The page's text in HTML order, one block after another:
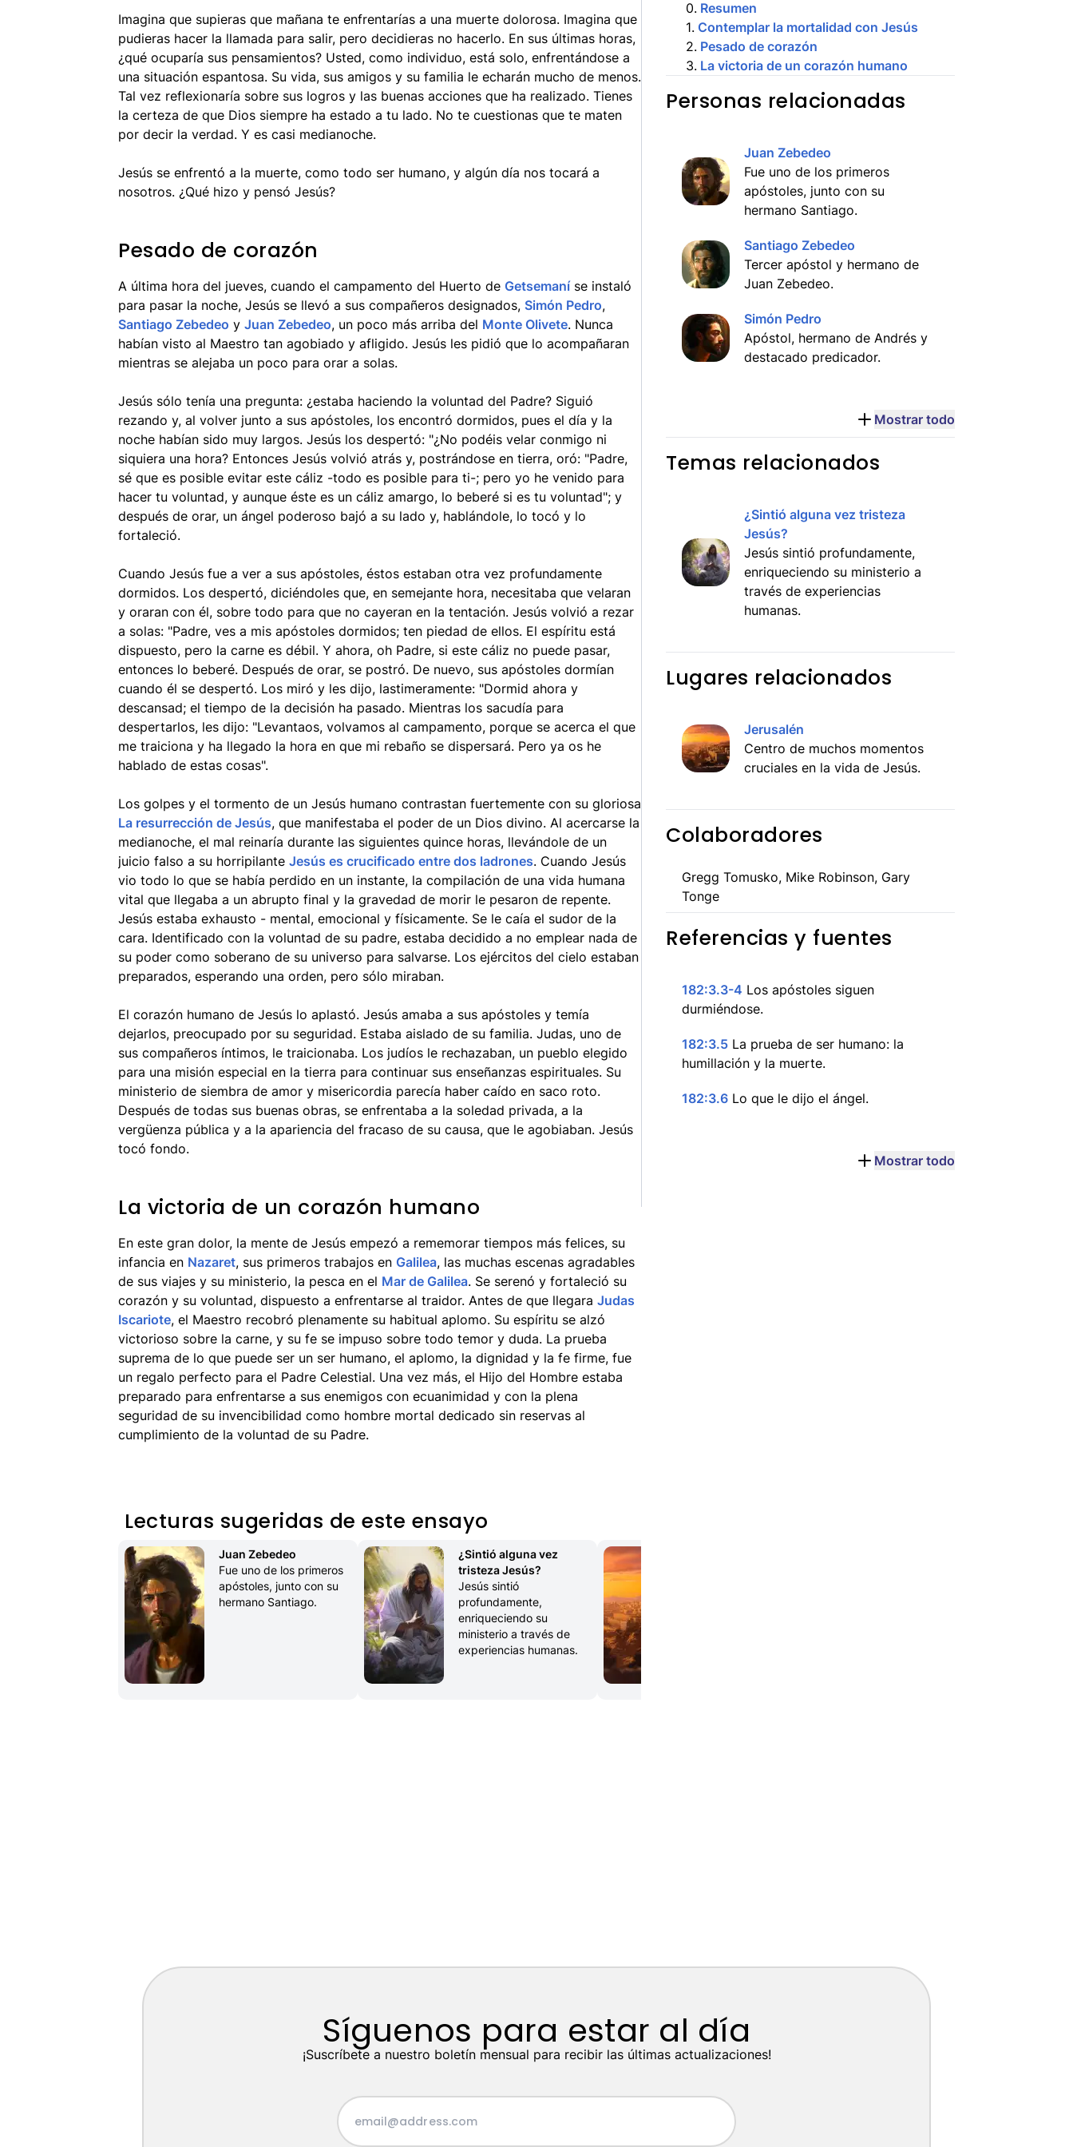
Imagina que supieras que mañana te enfrentarías a una muerte dolorosa. Imagina que
pudieras hacer la llamada para salir, pero decidieras no hacerlo. En sus últimas horas,
¿qué ocuparía sus pensamientos? Usted, como individuo, está solo, enfrentándose a
una situación espantosa. Su vida, sus amigos y su familia le echarán mucho de menos.
Tal vez reflexionaría sobre sus logros y las buenas acciones que ha realizado. Tienes
la certeza de que Dios siempre ha estado a tu lado. No te cuestionas que te maten
por decir la verdad. Y es casi medianoche.
Jesús se enfrentó a la muerte, como todo ser humano, y algún día nos tocará a
nosotros. ¿Qué hizo y pensó Jesús?
Pesado de corazón
A última hora del jueves, cuando el campamento del Huerto de Getsemaníse instaló
para pasar la noche, Jesús se llevó a sus compañeros designados, Simón Pedro,
Santiago Zebedeo y Juan Zebedeo, un poco más arriba del Monte Olivete. Nunca
habían visto al Maestro tan agobiado y afligido. Jesús les pidió que lo acompañaran
mientras se alejaba un poco para orar a solas.
Jesús sólo tenía una pregunta: ¿estaba haciendo la voluntad del Padre? Siguió
rezando y, al volver junto a sus apóstoles, los encontró dormidos, pues el día y la
noche habían sido muy largos. Jesús los despertó: "¿No podéis velar conmigo ni
siquiera una hora? Entonces Jesús volvió atrás y, postrándose en tierra, oró: "Padre,
sé que es posible evitar este cáliz -todo es posible para ti-; pero yo he venido para
hacer tu voluntad, y aunque éste es un cáliz amargo, lo beberé si es tu voluntad"; y
después de orar, un ángel poderoso bajó a su lado y, hablándole, lo tocó y lo
fortaleció.
Cuando Jesús fue a ver a sus apóstoles, éstos estaban otra vez profundamente
dormidos. Los despertó, diciéndoles que, en semejante hora, necesitaba que velaran
y oraran con él, sobre todo para que no cayeran en la tentación. Jesús volvió a rezar
a solas: "Padre, ves a mis apóstoles dormidos; ten piedad de ellos. El espíritu está
dispuesto, pero la carne es débil. Y ahora, oh Padre, si este cáliz no puede pasar,
entonces lo beberé. Después de orar, se postró. De nuevo, sus apóstoles dormían
cuando él se despertó. Los miró y les dijo, lastimeramente: "Dormid ahora y
descansad; el tiempo de la decisión ha pasado. Mientras los sacudía para
despertarlos, les dijo: "Levantaos, volvamos al campamento, porque se acerca el que
me traiciona y ha llegado la hora en que mi rebaño se dispersará. Pero ya os he
hablado de estas cosas".
Los golpes y el tormento de un Jesús humano contrastan fuertemente con su gloriosa
La resurrección de Jesús, que manifestaba el poder de un Dios divino. Al acercarse la
medianoche, el mal reinaría durante las siguientes quince horas, llevándole de un
juicio falso a su horripilante Jesús es crucificado entre dos ladrones. Cuando Jesús
vio todo lo que se había perdido en un instante, la compilación de una vida humana
vital que llegaba a un abrupto final y la gravedad de morir le pesaron de repente.
Jesús estaba exhausto - mental, emocional y físicamente. Se le caía el sudor de la
cara. Identificado con la voluntad de su padre, estaba decidido a no emplear nada de
su poder como soberano de su universo para salvarse. Los ejércitos del cielo estaban
preparados, esperando una orden, pero sólo miraban.
El corazón humano de Jesús lo aplastó. Jesús amaba a sus apóstoles y temía
dejarlos, preocupado por su seguridad. Estaba aislado de su familia. Judas, uno de
sus compañeros íntimos, le traicionaba. Los judíos le rechazaban, un pueblo elegido
para una misión especial en la tierra para continuar sus enseñanzas espirituales. Su
ministerio de siembra de amor y misericordia parecía haber caído en saco roto.
Después de todas sus buenas obras, se enfrentaba a la soledad privada, a la
vergüenza pública y a la apariencia del fracaso de su causa, que le agobiaban. Jesús
tocó fondo.
La victoria de un corazón humano
En este gran dolor, la mente de Jesús empezó a rememorar tiempos más felices, su
infancia en Nazaret, sus primeros trabajos en Galilea, las muchas escenas agradables
de sus viajes y su ministerio, la pesca en el Mar de Galilea. Se serenó y fortaleció su
corazón y su voluntad, dispuesto a enfrentarse al traidor. Antes de que llegara Judas
Iscariote, el Maestro recobró plenamente su habitual aplomo. Su espíritu se alzó
victorioso sobre la carne, y su fe se impuso sobre todo temor y duda. La prueba
suprema de lo que puede ser un ser humano, el aplomo, la dignidad y la fe firme, fue
un regalo perfecto para el Padre Celestial. Una vez más, el Hijo del Hombre estaba
preparado para enfrentarse a sus enemigos con ecuanimidad y con la plena
seguridad de su invencibilidad como hombre mortal dedicado sin reservas al
cumplimiento de la voluntad de su Padre.
Lecturas sugeridas de este ensayo
Juan Zebedeo
Fue uno de los primeros
apóstoles, junto con su
hermano Santiago.
¿Sintió alguna vez
tristeza Jesús?
Jesús sintió
profundamente,
enriqueciendo su
ministerio a través de
experiencias humanas.
0. Resumen
1. Contemplar la mortalidad con Jesús
2. Pesado de corazón
3. La victoria de un corazón humano
Personas relacionadas
Juan Zebedeo
Fue uno de los primeros
apóstoles, junto con su
hermano Santiago.
Santiago Zebedeo
Tercer apóstol y hermano de
Juan Zebedeo.
Simón Pedro
Apóstol, hermano de Andrés y
destacado predicador.
Mostrar todo
Temas relacionados
¿Sintió alguna vez tristeza
Jesús?
Jesús sintió profundamente,
enriqueciendo su ministerio a
través de experiencias
humanas.
Lugares relacionados
Jerusalén
Centro de muchos momentos
cruciales en la vida de Jesús.
Colaboradores
Gregg Tomusko, Mike Robinson, Gary
Tonge
Referencias y fuentes
182:3.3-4 Los apóstoles siguen
durmiéndose.
182:3.5 La prueba de ser humano: la
humillación y la muerte.
182:3.6 Lo que le dijo el ángel.
Mostrar todo
Síguenos para estar al día
¡Suscríbete a nuestro boletín mensual para recibir las últimas actualizaciones!